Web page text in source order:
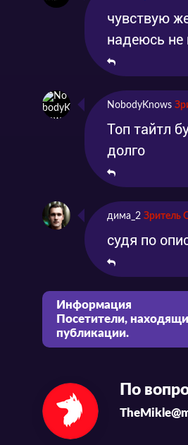
чувствую
надеюсь не
NobodyKnows
Топ тайтл
долго
дима_2 Зритель
судя по
Информация
Посетители,
публикации.
По